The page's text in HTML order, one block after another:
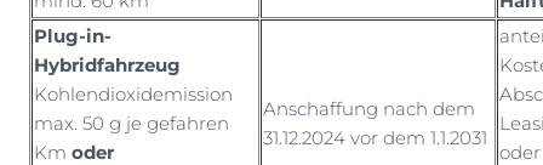
Plug-in-
Hybridfahrzeug
Kohlendioxidemission
max. 50 g je gefahren
Km oder
Anschaffung nach dem
31.12.2024 vor dem 1.1.2031